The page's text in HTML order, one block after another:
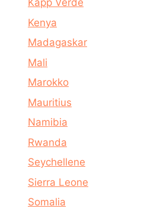
Kapp Verde
Kenya
Madagaskar
Mali
Marokko
Mauritius
Namibia
Rwanda
Seychellene
Sierra Leone
Somalia